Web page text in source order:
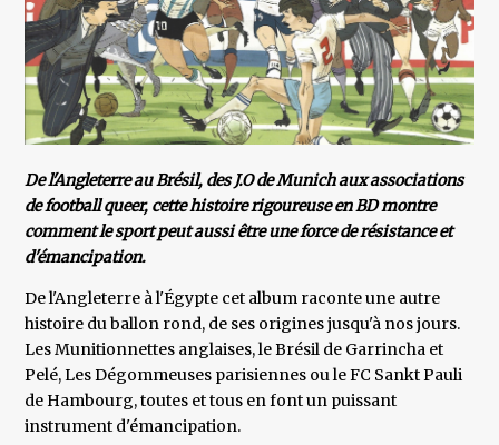
De l'Angleterre au Brésil, des J.O de Munich aux associations
de football queer, cette histoire rigoureuse en BD montre
comment le sport peut aussi être une force de résistance et
d'émancipation.
De l'Angleterre à l'Égypte cet album raconte une autre
histoire du ballon rond, de ses origines jusqu'à nos jours.
Les Munitionnettes anglaises, le Brésil de Garrincha et
Pelé, Les Dégommeuses parisiennes ou le FC Sankt Pauli
de Hambourg, toutes et tous en font un puissant
instrument d'émancipation.